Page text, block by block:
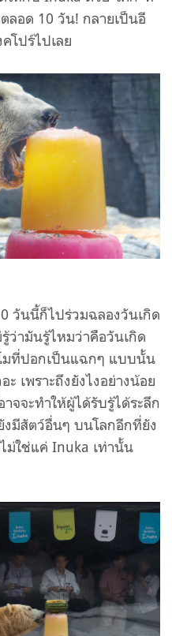
ลอด 10 วัน! กลายเป็นอี
โปร์ไปเลย
วันนี้ก็ไปร่วมฉลองวันเกิด
ว่ามันรู้ไหมว่าคือวันเกิด
มที่ปอกเป็นแฉกๆ แบบนั้น
เพราะถึงยังไงอย่างน้อย
จจะทำให้ผู้ได้รับรู้ได้ระลึก
มีสัตว์อื่นๆ บนโลกอีกที่ยัง
ไม่ใช่แค่ Inuka เท่านั้น